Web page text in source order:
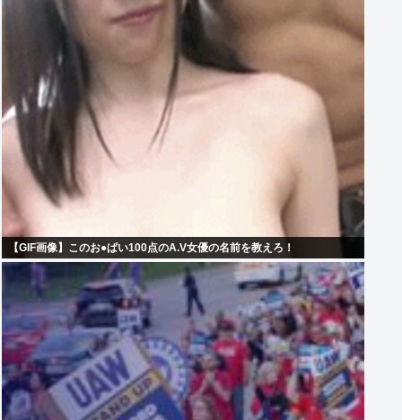
【GIF画像】このお●ぱい100点のA.V女優の名前を教えろ！